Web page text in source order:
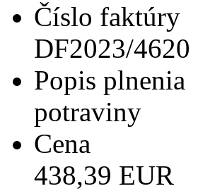
Číslo faktúry
DF2023/4620
Popis plnenia
potraviny
Cena
438,39 EUR